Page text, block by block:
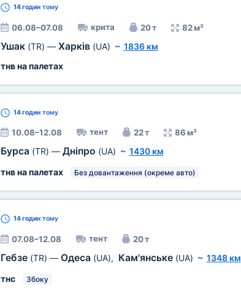
14 годинтому
06.08–07.08 крита 20 т 82 м³
Ушак (TR) — Харків (UA) ~ 1836 км
тнв на палетах
14 годинтому
10.08–12.08 тент 22 т 86 м³
Бурса (TR) — Дніпро (UA) ~ 1430 км
тнв на палетах
Без довантаження (окреме авто)
14 годинтому
07.08–12.08 тент 20 т
Гебзе (TR) — Одеса (UA), Кам'янське (UA) ~ 1348 км
тнс
Збоку